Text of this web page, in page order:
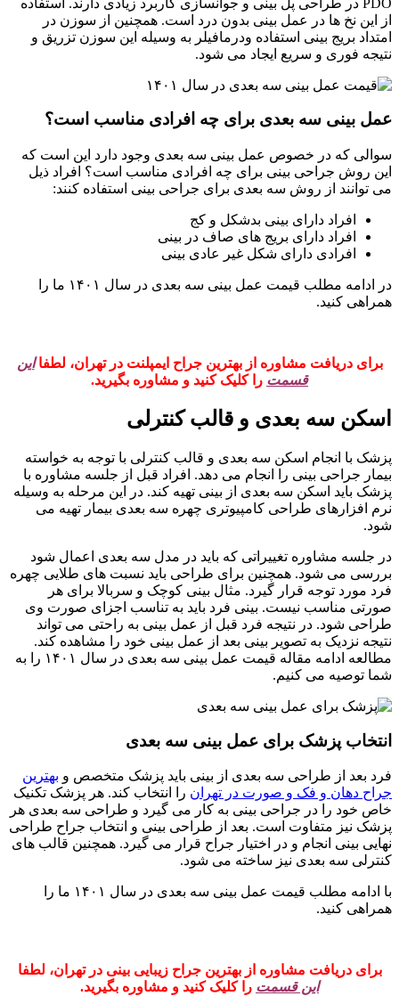
از این نخ ها در عمل بینی بدون درد است. همچنین از سوزن در
امتداد بریج بینی استفاده ودرمافیلر به وسیله این سوزن تزریق و
نتیجه فوری و سریع ایجاد می شود.
عمل بینی سه بعدی برای چه افرادی مناسب است؟
سوالی که در خصوص عمل بینی سه بعدی وجود دارد این است که
این روش جراحی بینی برای چه افرادی مناسب است؟ افراد ذیل
می توانند از روش سه بعدی برای جراحی بینی استفاده کنند:
افراد دارای بینی بدشکل و کج
افراد دارای بریج های صاف در بینی
افرادی دارای شکل غیر عادی بینی
در ادامه مطلب قیمت عمل بینی سه بعدی در سال ۱۴۰۱ ما را
همراهی کنید.
برای دریافت مشاوره از بهترین جراح ایمپلنت در تهران، لطفااین
قسمت را کلیک کنید و مشاوره بگیرید.
اسکن سه بعدی و قالب کنترلی
پزشک با انجام اسکن سه بعدی و قالب کنترلی با توجه به خواسته
بیمار جراحی بینی را انجام می دهد. افراد قبل از جلسه مشاوره با
پزشک باید اسکن سه بعدی از بینی تهیه کند. در این مرحله به وسیله
نرم افزارهای طراحی کامپیوتری چهره سه بعدی بیمار تهیه می
شود.
در جلسه مشاوره تغییراتی که باید در مدل سه بعدی اعمال شود
بررسی می شود. همچنین برای طراحی باید نسبت های طلایی چهره
فرد مورد توجه قرار گیرد. مثال بینی کوچک و سربالا برای هر
صورتی مناسب نیست. بینی فرد باید به تناسب اجزای صورت وی
طراحی شود. در نتیجه فرد قبل از عمل بینی به راحتی می تواند
نتیجه نزدیک به تصویر بینی بعد از عمل بینی خود را مشاهده کند.
مطالعه ادامه مقاله قیمت عمل بینی سه بعدی در سال ۱۴۰۱ را به
شما توصیه می کنیم.
انتخاب پزشک برای عمل بینی سه بعدی
فرد بعد از طراحی سه بعدی از بینی باید پزشک متخصص و بهترین
جراح دهان و فک و صورت در تهران را انتخاب کند. هر پزشک تکنیک
خاص خود را در جراحی بینی به کار می گیرد و طراحی سه بعدی هر
پزشک نیز متفاوت است. بعد از طراحی بینی و انتخاب جراح طراحی
نهایی بینی انجام و در اختیار جراح قرار می گیرد. همچنین قالب های
کنترلی سه بعدی نیز ساخته می شود.
با ادامه مطلب قیمت عمل بینی سه بعدی در سال ۱۴۰۱ ما را
همراهی کنید.
برای دریافت مشاوره از بهترین جراح زیبایی بینی در تهران، لطفا
این قسمت را کلیک کنید و مشاوره بگیرید.